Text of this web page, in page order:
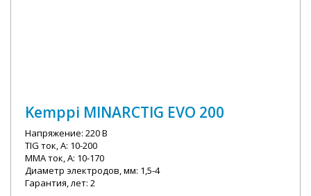
Kemppi MINARCTIG EVO 200
Напряжение: 220 В
TIG ток, А: 10-200
MMA ток, А: 10-170
Диаметр электродов, мм: 1,5-4
Гарантия, лет: 2